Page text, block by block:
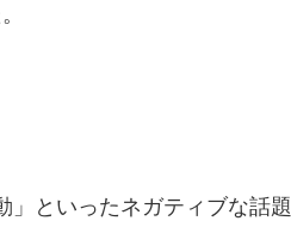
」といったネガティブな話題